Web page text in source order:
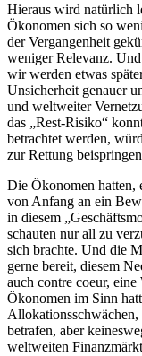
Hieraus wird natürlich
Ökonomen sich so
der Vergangenheit
weniger Relevanz.
wir werden etwas
Unsicherheit genauer
und weltweiter
das „Rest-Risiko“
betrachtet werden,
zur Rettung
Die Ökonomen hatten,
von Anfang an ein
in diesem
schauten nur all zu
sich brachte. Und die
gerne bereit, diesem
auch contre coeur,
Ökonomen im Sinn
betrafen, aber
weltweiten